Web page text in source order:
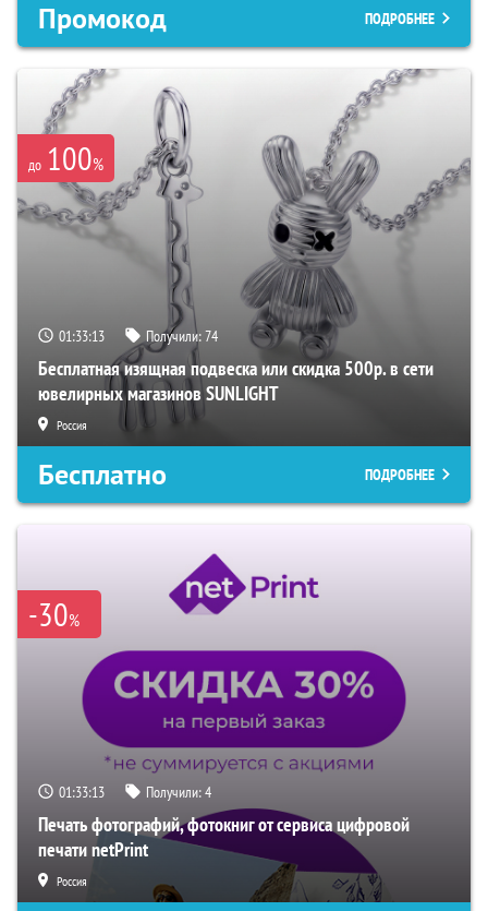
Промокод ПОДРОБНЕЕ
до 100%
01:33:13 Получили:74
Бесплатная изящная подвеска или скидка 500р. в сети
ювелирных магазинов SUNLIGHT
Россия
Бесплатно ПОДРОБНЕЕ
-30%
01:33:13 Получили:4
Печать фотографий, фотокниг от сервиса цифровой
печати netPrint
Россия